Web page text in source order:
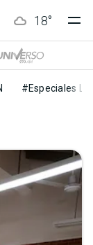
18°
#Especiales LN